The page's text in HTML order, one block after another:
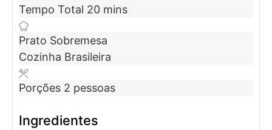
Tempo Total 20 mins
Prato Sobremesa
Cozinha Brasileira
Porções 2 pessoas
Ingredientes